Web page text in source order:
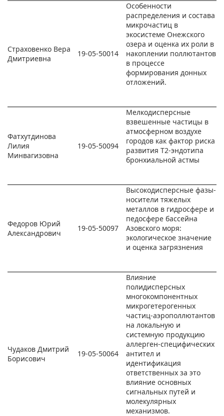
Страховенко Вера
Дмитриевна
19-05-50014
Особенности
распределения и состава
микрочастиц в
экосистеме Онежского
озера и оценка их роли в
накоплении поллютантов
в процессе
формирования донных
отложений.
Фатхутдинова
Лилия
Минвагизовна
19-05-50094
Мелкодисперсные
взвешенные частицы в
атмосферном воздухе
городов как фактор риска
развития T2-эндотипа
бронхиальной астмы
Федоров Юрий
Александрович
19-05-50097
Высокодисперсные фазы-
носители тяжелых
металлов в гидросфере и
педосфере бассейна
Азовского моря:
экологическое значение
и оценка загрязнения
Чудаков Дмитрий
Борисович
19-05-50064
Влияние
полидисперсных
многокомпонентных
микрогетерогенных
частиц-аэрополлютантов
на локальную и
системную продукцию
аллерген-специфических
антител и
идентификация
ответственных за это
влияние основных
сигнальных путей и
молекулярных
механизмов.